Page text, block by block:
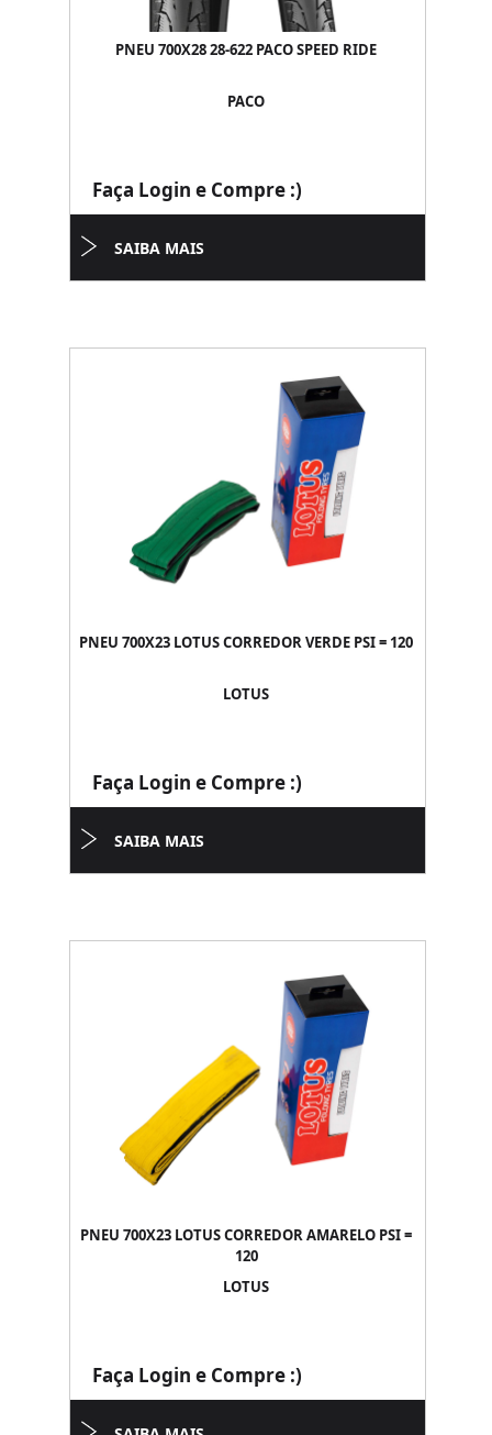
PNEU 700X28 28-622 PACO SPEED RIDE
PACO
Faça Login e Compre :)
SAIBA MAIS
PNEU 700X23 LOTUS CORREDOR VERDE PSI = 120
LOTUS
Faça Login e Compre :)
SAIBA MAIS
PNEU 700X23 LOTUS CORREDOR AMARELO PSI =
120
LOTUS
Faça Login e Compre :)